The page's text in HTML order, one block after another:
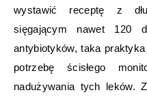
wystawić receptę z
sięgającym nawet 120
antybiotyków, taka
potrzebę ścisłego
nadużywania tych leków.